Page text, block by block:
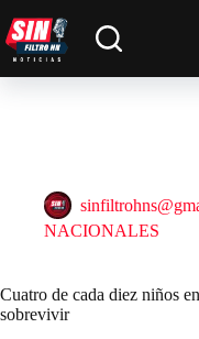
al
contenido
NACIONALES
Cuatro de cada diez niños
sobrevivir